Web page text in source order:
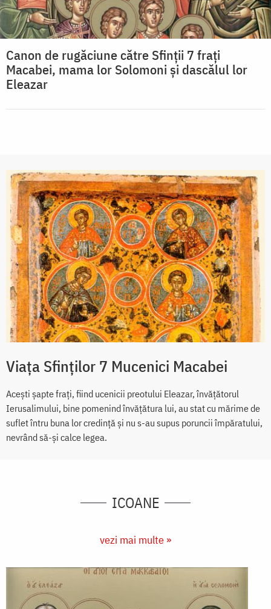
Canon de rugăciune către Sfinţii 7 fraţi
Macabei, mama lor Solomoni şi dascălul lor
Eleazar
Viața Sfinților 7 Mucenici Macabei
Acești șapte frați, fiind ucenicii preotului Eleazar, învățătorul
Ierusalimului, bine pomenind învățătura lui, au stat cu mărime de
suflet întru buna lor credință și nu s-au supus poruncii împăratului,
nevrând să-și calce legea.
ICOANE
vezi mai multe »